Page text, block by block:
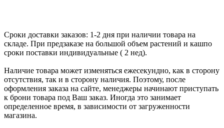
Сроки доставки заказов: 1-2 дня при наличии товара на
складе. При предзаказе на большой объем растений и кашпо
сроки поставки индивидуальные ( 2 нед).
Наличие товара может изменяться ежесекундно, как в сторону
отсутствия, так и в сторону наличия. Поэтому, после
оформления заказа на сайте, менеджеры начинают приступать
к брони товара под Ваш заказ. Иногда это занимает
определенное время, в зависимости от загруженности
магазина.